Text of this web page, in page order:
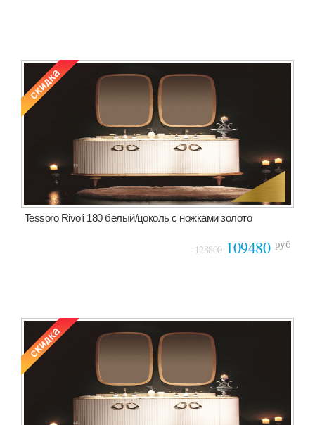
Tessoro Rivoli 180 белый/цоколь с ножками золото
128800109480 руб